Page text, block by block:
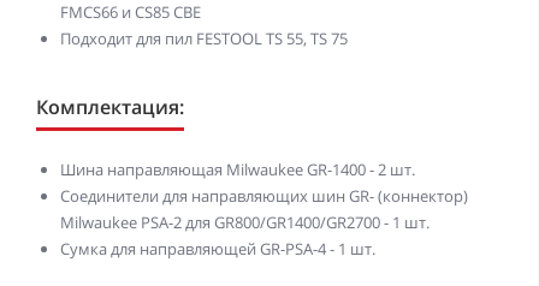
FMCS66 и CS85 CBE
Подходит для пил FESTOOL TS 55, TS 75
Комплектация:
Шина направляющая Milwaukee GR-1400 - 2 шт.
Соединители для направляющих шин GR- (коннектор)
Milwaukee PSA-2 для GR800/GR1400/GR2700 - 1 шт.
Сумка для направляющей GR-PSA-4 - 1 шт.